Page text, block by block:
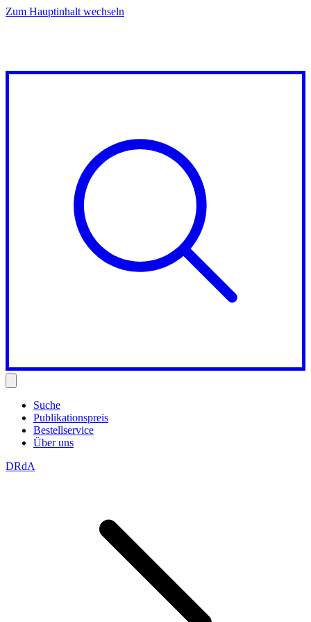
Zum Hauptinhalt wechseln
Suche
Publikationspreis
Bestellservice
Über uns
DRdA